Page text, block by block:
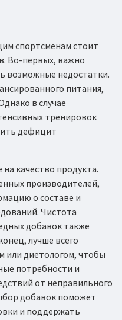
спортсменам стоит
Во-первых, важно
возможные недостатки.
питания,
в случае
тренировок
дефицит
качество продукта.
производителей,
о составе и
Чистота
добавок также
лучше всего
или диетологом, чтобы
потребности и
от неправильного
добавок поможет
и поддержать